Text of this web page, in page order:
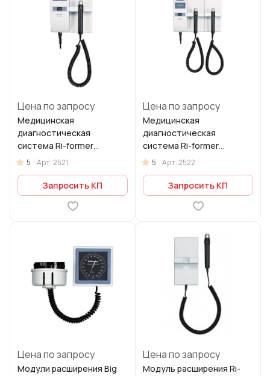
Цена по запросу
Медицинская
диагностическая
система Ri-former
(настенная модель)
5 Арт.2521
Запросить КП
Цена по запросу
Медицинская
диагностическая
система Ri-former
настенная с двумя
рукоятками
5 Арт.2522
Запросить КП
Цена по запросу
Модули расширения Big
Цена по запросу
Модуль расширения Ri-